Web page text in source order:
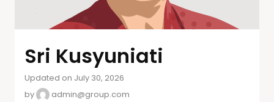
Sri Kusyuniati
Updated on July 30, 2026
by
admin@group.com